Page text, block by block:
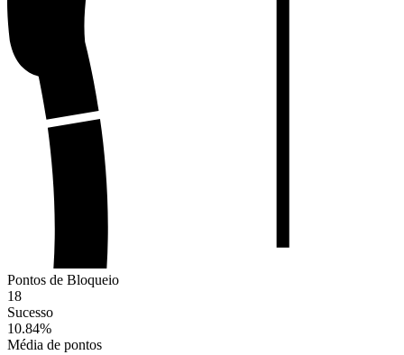
Pontos de Bloqueio
18
Sucesso
10.84%
Média de pontos